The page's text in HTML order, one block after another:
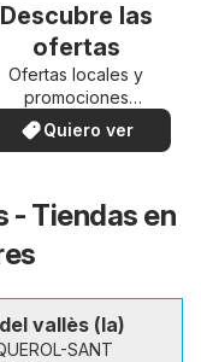
Descubre las
ofertas
Ofertas locales y
promociones
especiales.
Quiero ver
- Tiendas en
vallès (la)
SANT